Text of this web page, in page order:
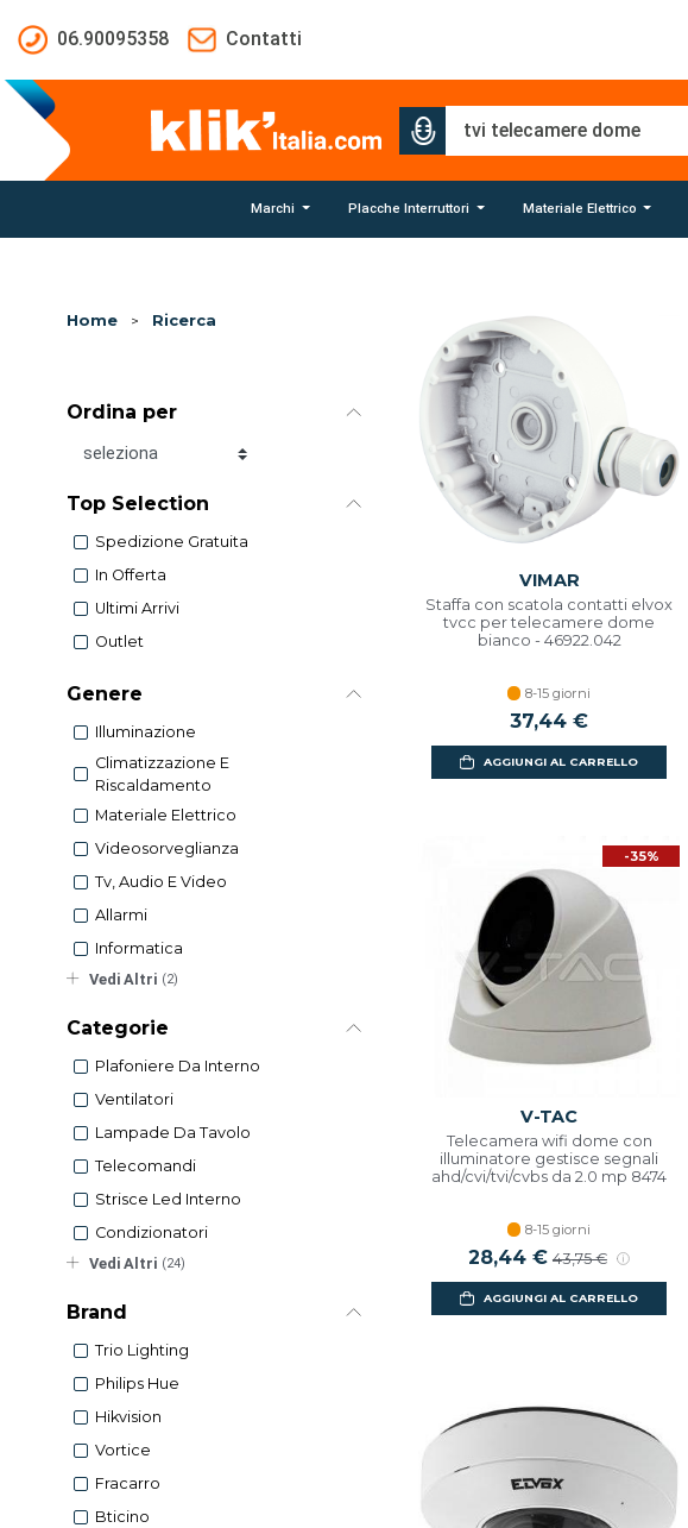
06.90095358
Contatti
Marchi Placche Interruttori Materiale Elettrico
Home > Ricerca
Ordina per
Ordina per
Top Selection
Spedizione Gratuita
In Offerta
Ultimi Arrivi
Outlet
Genere
Illuminazione
Climatizzazione E
Riscaldamento
Materiale Elettrico
Videosorveglianza
Tv, Audio E Video
Allarmi
Informatica
Vedi Altri (2)
Categorie
Plafoniere Da Interno
Ventilatori
Lampade Da Tavolo
Telecomandi
Strisce Led Interno
Condizionatori
Vedi Altri (24)
Brand
Trio Lighting
Philips Hue
Hikvision
Vortice
Fracarro
Bticino
VIMAR
Staffa con scatola contatti elvox
tvcc per telecamere dome
bianco - 46922.042
8-15 giorni
37,44 €
AGGIUNGI AL CARRELLO
-35%
V-TAC
Telecamera wifi dome con
illuminatore gestisce segnali
ahd/cvi/tvi/cvbs da 2.0 mp 8474
8-15 giorni
Prezzo scontato
28,44 € Prezzo di listino
43,75 €
AGGIUNGI AL CARRELLO